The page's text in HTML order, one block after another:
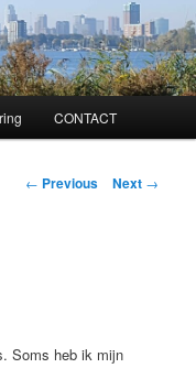
CONTACT
Post
← Previous Next →
Soms heb ik mijn